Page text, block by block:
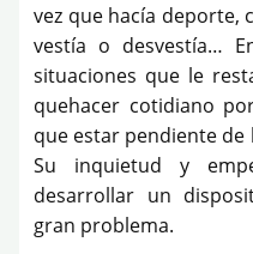
vez que hacía deporte,
vestía o desvestía…
situaciones que le
quehacer cotidiano
que estar pendiente de
Su inquietud y
desarrollar un
gran problema.